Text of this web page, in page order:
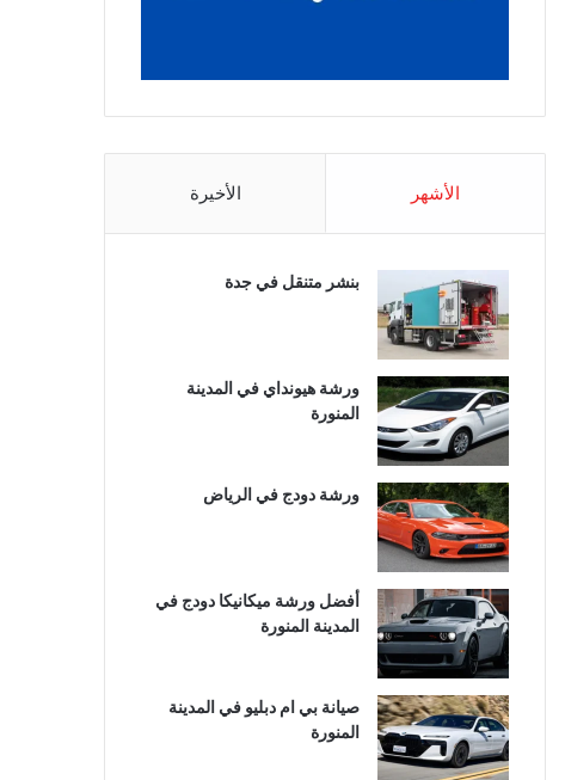
الأشهر الأخيرة
بنشر متنقل في جدة
ورشة هيونداي في المدينة
المنورة
ورشة دودج في الرياض
أفضل ورشة ميكانيكا دودج في
المدينة المنورة
صيانة بي ام دبليو في المدينة
المنورة